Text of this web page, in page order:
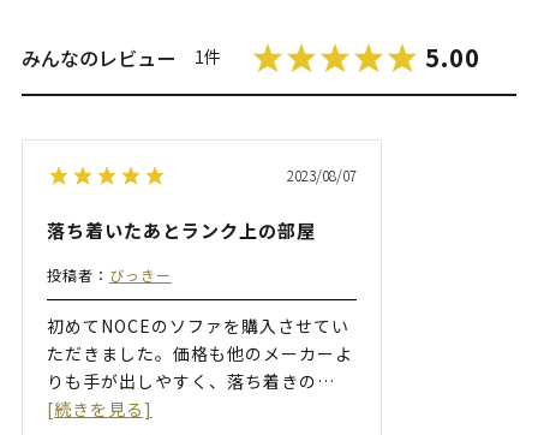
みんなのレビュー 1件 5.00
2023/08/07
落ち着いたあとランク上の部屋
投稿者： びっきー
初めてNOCEのソファを購入させてい
ただきました。価格も他のメーカーよ
りも手が出しやすく、落ち着きの…
[続きを見る]